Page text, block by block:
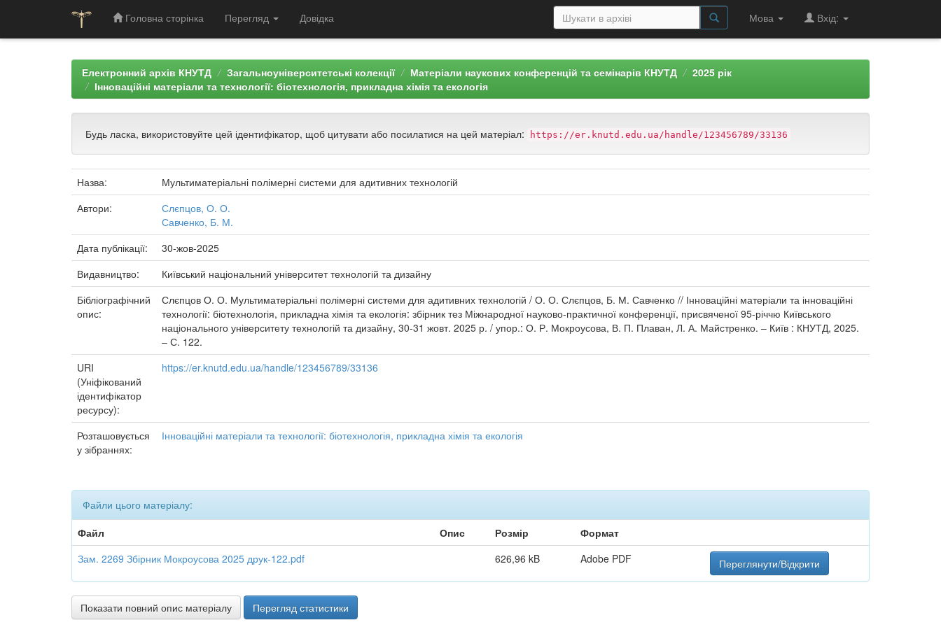
Головна сторінка Перегляд Довідка Мова Вхід:
Електронний архів КНУТД Загальноуніверситетські колекції Матеріали наукових конференцій та семінарів КНУТД
2025 рік
Інноваційні матеріали та технології: біотехнологія, прикладна хімія та екологія
Будь ласка, використовуйте цей ідентифікатор, щоб цитувати або посилатися на цей матеріал: https://er.knutd.edu.ua/handle/123456789/33136
Назва:
Мультиматеріальні полімерні системи для адитивних технологій
Автори:
Слєпцов, О. О.
Савченко, Б. М.
Дата публікації:
30-жов-2025
Видавництво:
Київський національний університет технологій та дизайну
Бібліографічний
опис:
Слєпцов О. О. Мультиматеріальні полімерні системи для адитивних технологій / О. О. Слєпцов, Б. М. Савченко // Інноваційні матеріали та інноваційні
технології: біотехнологія, прикладна хімія та екологія: збірник тез Міжнародної науково-практичної конференції, присвяченої 95-річчю Київського
національного університету технологій та дизайну, 30-31 жовт. 2025 р. / упор.: О. Р. Мокроусова, В. П. Плаван, Л. А. Майстренко. – Київ : КНУТД, 2025.
– С. 122.
URI
(Уніфікований
ідентифікатор
ресурсу):
https://er.knutd.edu.ua/handle/123456789/33136
Розташовується
у зібраннях:
Інноваційні матеріали та технології: біотехнологія, прикладна хімія та екологія
Файли цього матеріалу:
Файл
Опис Розмір
Формат
Зам. 2269 Збірник Мокроусова 2025 друк-122.pdf
626,96 kB Adobe PDF Переглянути/Відкрити
Показати повний опис матеріалу Перегляд статистики